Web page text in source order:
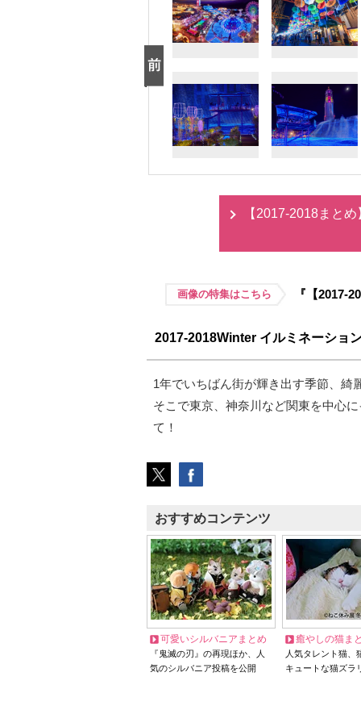
【2017-2018まと
画像の特集はこちら 『【2017-
2017-2018Winter イルミネーショ
1年でいちばん街が輝き出す季節、綺
そこで東京、神奈川など関東を中心
て！
おすすめコンテンツ
可愛いシルバニアまとめ
『鬼滅の刃』の再現ほか、人
気のシルバニア投稿を公開
癒やしの猫ま
人気タレント猫
キュートな猫ズラ